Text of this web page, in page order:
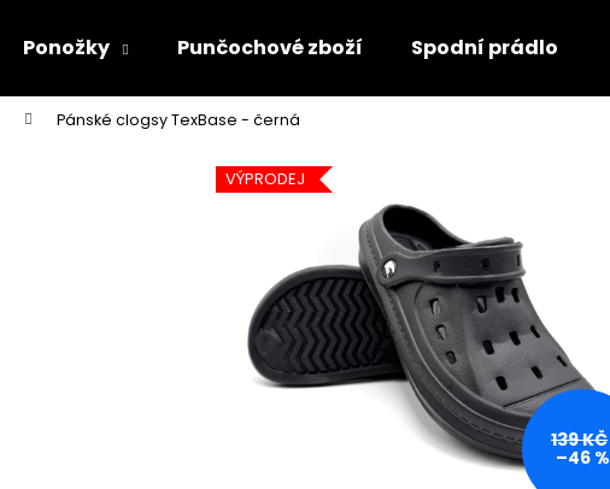
Ponožky Punčochové zboží Spodní prádlo
Pánské clogsy TexBase - černá
VÝPRODEJ
139 KČ
–46 %
Co potřebujete najít?
Doporučujeme